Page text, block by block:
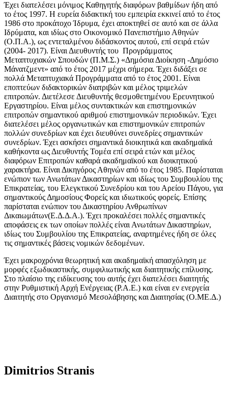
Έχει διατελέσει μόνιμος Καθηγητής διαφόρων βαθμίδων ήδη από
το έτος 1997. Η ευρεία διδακτική του εμπειρία εκκινεί από το έτος
1986 στο προκάτοχο Ίδρυμα, έχει αποκτηθεί σε αυτό και σε άλλα
Ιδρύματα, και ιδίως στο Οικονομικό Πανεπιστήμιο Αθηνών
(Ο.Π.Α.), ως εντεταλμένου διδάσκοντος αυτού, επί σειρά ετών
(2004- 2017). Είναι Διευθυντής του Προγράμματος
Μεταπτυχιακών Σπουδών (Π.Μ.Σ.) «Δημόσια Διοίκηση -Δημόσιο
Μάνατζμεντ» από το έτος 2017 μέχρι σήμερα. Έχει διδάξει σε
πολλά Μεταπτυχιακά Προγράμματα από το έτος 2001. Είναι
εποπτεύων διδακτορικών διατριβών και μέλος τριμελών
επιτροπών. Διετέλεσε Διευθυντής θεσμοθετημένου Ερευνητικού
Εργαστηρίου. Είναι μέλος συντακτικών και επιστημονικών
επιτροπών σημαντικού αριθμού επιστημονικών περιοδικών. Έχει
διατελέσει μέλος οργανωτικών και επιστημονικών επιτροπών
πολλών συνεδρίων και έχει διευθύνει συνεδρίες σημαντικών
συνεδρίων. Έχει ασκήσει σημαντικά διοικητικά και ακαδημαϊκά
καθήκοντα ως Διευθυντής Τομέα επί σειρά ετών και μέλος
διαφόρων Επιτροπών καθαρά ακαδημαϊκού και διοικητικού
χαρακτήρα. Είναι Δικηγόρος Αθηνών από το έτος 1985. Παρίσταται
ενώπιον των Ανωτάτων Δικαστηρίων και ιδίως του Συμβουλίου της
Επικρατείας, του Ελεγκτικού Συνεδρίου και του Αρείου Πάγου, για
σημαντικούς Δημοσίους Φορείς και ιδιωτικούς φορείς. Επίσης
παρίσταται ενώπιον του Δικαστηρίου Ανθρωπίνων
Δικαιωμάτων(Ε.Δ.Δ.Α.). Έχει προκαλέσει πολλές σημαντικές
αποφάσεις εκ των οποίων πολλές είναι Ανωτάτων Δικαστηρίων,
ιδίως του Συμβουλίου της Επικρατείας, αναρτημένες ήδη σε όλες
τις σημαντικές βάσεις νομικών δεδομένων.
Έχει μακροχρόνια θεωρητική και ακαδημαϊκή απασχόληση με
μορφές εξωδικαστικής, συμφιλιωτικής και διαιτητικής επίλυσης.
Στο πλαίσιο της ειδίκευσης του αυτής έχει διατελέσει διαιτητής
στην Ρυθμιστική Αρχή Ενέργειας (Ρ.Α.Ε.) και είναι εν ενεργεία
Διαιτητής στο Οργανισμό Μεσολάβησης και Διαιτησίας (Ο.ΜΕ.Δ.)
Dimitrios Stranis